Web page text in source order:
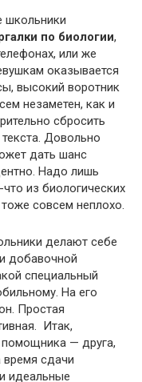
школьники
по биологии,
или же
оказывается
высокий воротник
незаметен, как и
сбросить
Довольно
дать шанс
Надо лишь
из биологических
совсем неплохо.
делают себе
добавочной
специальный
На его
Простая
Итак,
помощника — друга,
время сдачи
идеальные